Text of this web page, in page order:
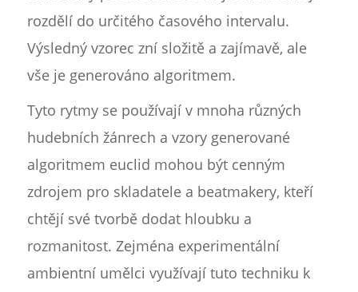
rozdělí do určitého časového intervalu.
Výsledný vzorec zní složitě a zajímavě, ale
vše je generováno algoritmem.
Tyto rytmy se používají v mnoha různých
hudebních žánrech a vzory generované
algoritmem euclid mohou být cenným
zdrojem pro skladatele a beatmakery, kteří
chtějí své tvorbě dodat hloubku a
rozmanitost. Zejména experimentální
ambientní umělci využívají tuto techniku k